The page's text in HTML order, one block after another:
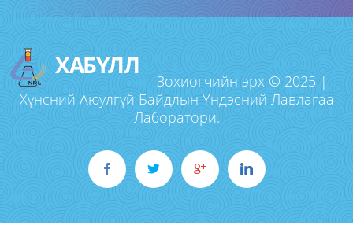
ХАБҮЛЛ
Зохиогчийн эрх © 2025 |
Хүнсний Аюулгүй Байдлын Үндэсний Лавлагаа
Лаборатори.